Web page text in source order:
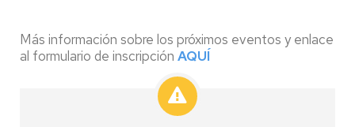
Más información sobre los próximos eventos y enlace
al formulario de inscripción AQUÍ